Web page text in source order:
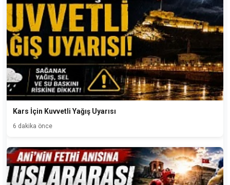
Kars İçin Kuvvetli Yağış Uyarısı
6 dakika önce